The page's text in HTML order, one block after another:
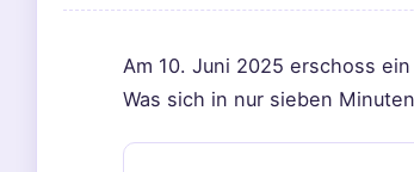
Am 10. Juni 2025 erschoss
Was sich in nur sieben